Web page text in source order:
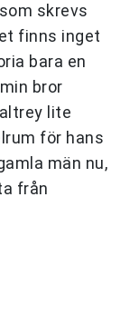
skrevs
finns inget
bara en
bror
lite
för hans
män nu,
från